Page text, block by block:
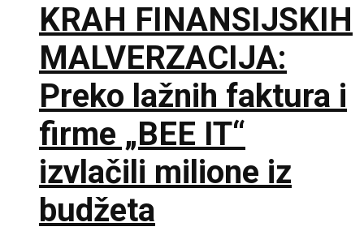
KRAH FINANSIJSKIH
MALVERZACIJA:
Preko lažnih faktura i
firme „BEE IT“
izvlačili milione iz
budžeta